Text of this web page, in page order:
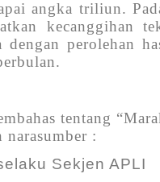
angka triliun.
kecanggihan
dengan perolehan
tentang
:
Sekjen APLI